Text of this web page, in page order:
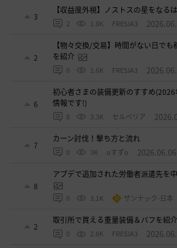
3
【収益度外視】ノストスの星をなる
2 1.8K FRESIA3
2
【物々交換/交易】時間がない日で
を紹介
0 1.6K FRESIA3
6
初心者さまの装備更新のすすめ
情報です!)
8 3.3K セルベリア
7
カーン討伐！撃ち方と流れ
0 3K oすずo 2026.06.06
8
アプデで追加された労働者派遣先を
0 3.1K ザンナック-日本
2
取引所で買える重量装備＆バフを紹介
0 2.8K FRESIA3